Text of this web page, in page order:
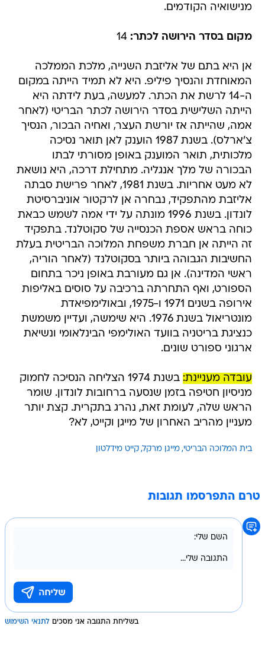
מנישואיה הקודמים.
מקום בסדר הירושה לכתר:
אן היא בתם של אליזבת השנייה, מלכת הממלכה
המאוחדת והנסיך פיליפ. היא לא תמיד הייתה במקום
ה-14 לרשת את הכתר. למעשה, בעת לידתה היא
הייתה השלישית בסדר הירושה לכתר הבריטי (לאחר
אמה, שהייתה אז יורשת העצר, ואחיה הבכור, הנסיך
צ'ארלס). בשנת 1987 הוענק לאן תואר נסיכה
מלכותית, תואר המוענק באופן מסורתי לבתו
הבכורה של מלך אנגליה. מתחילת דרכה, היא נושאת
לא מעט אחריות. בשנת 1981, לאחר פרישת סבתה
אליזבת מהתפקיד, נבחרה אן לרקטור אוניברסיטת
לונדון. בשנת 1996 מונתה על ידי אמה לשמש כבאת
כוחה בראש אספת הכנסייה של סקוטלנד. בתפקיד
זה הייתה אן חברת משפחת המלוכה הבריטית בעלת
החשיבות הגבוהה ביותר בסקוטלנד (לאחר הוריה,
ראשי המדינה). אן גם מעורבת באופן ניכר בתחום
הספורט, ואף התחרתה ברכיבה על סוסים באליפות
אירופה בשנים 1971 ו-1975, ובאולימפיאדת
מונטריאול בשנת 1976. היא שימשה, ועדיין משמשת
כנציגת בריטניה בוועד האולימפי הבינלאומי ונשיאת
ארגוני ספורט שונים.
עובדה מעניינת:
בשנת 1974 הצליחה הנסיכה לחמוק
מניסיון חטיפה בזמן שנסעה ברחובות לונדון. שומר
הראש שלה, לעומת זאת, נהרג בתקרית. קצת יותר
מעניין מהריב האחרון של מייגן וקייט, לא?
בית המלוכה הבריטי מייגן מרקל קייט מידלטון
טרם התפרסמו תגובות
בשליחת התגובה אני מסכים לתנאי השימוש